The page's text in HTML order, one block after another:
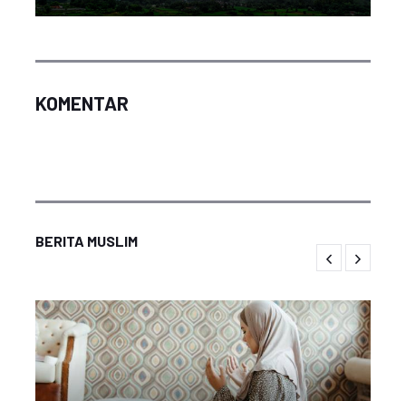
KOMENTAR
BERITA MUSLIM